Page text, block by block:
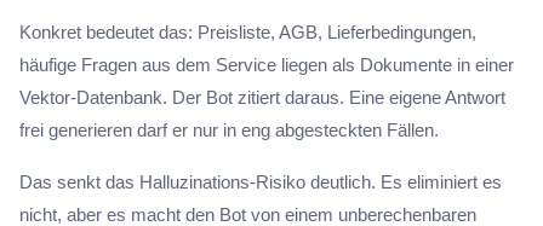
Konkret bedeutet das: Preisliste, AGB, Lieferbedingungen,
häufige Fragen aus dem Service liegen als Dokumente in einer
Vektor-Datenbank. Der Bot zitiert daraus. Eine eigene Antwort
frei generieren darf er nur in eng abgesteckten Fällen.
Das senkt das Halluzinations-Risiko deutlich. Es eliminiert es
nicht, aber es macht den Bot von einem unberechenbaren